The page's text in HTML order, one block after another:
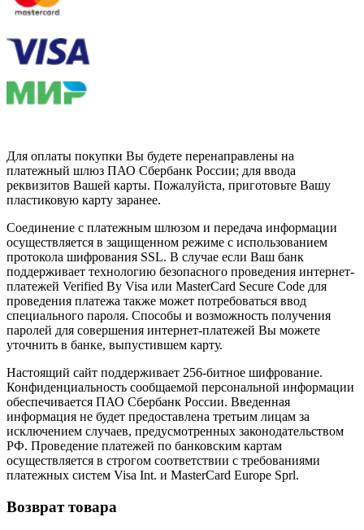
Для оплаты покупки Вы будете перенаправлены на
платежный шлюз ПАО Сбербанк России; для ввода
реквизитов Вашей карты. Пожалуйста, приготовьте Вашу
пластиковую карту заранее.
Соединение с платежным шлюзом и передача информации
осуществляется в защищенном режиме с использованием
протокола шифрования SSL. В случае если Ваш банк
поддерживает технологию безопасного проведения интернет-
платежей Verified By Visa или MasterCard Secure Code для
проведения платежа также может потребоваться ввод
специального пароля. Способы и возможность получения
паролей для совершения интернет-платежей Вы можете
уточнить в банке, выпустившем карту.
Настоящий сайт поддерживает 256-битное шифрование.
Конфиденциальность сообщаемой персональной информации
обеспечивается ПАО Сбербанк России. Введенная
информация не будет предоставлена третьим лицам за
исключением случаев, предусмотренных законодательством
РФ. Проведение платежей по банковским картам
осуществляется в строгом соответствии с требованиями
платежных систем Visa Int. и MasterCard Europe Sprl.
Возврат товара